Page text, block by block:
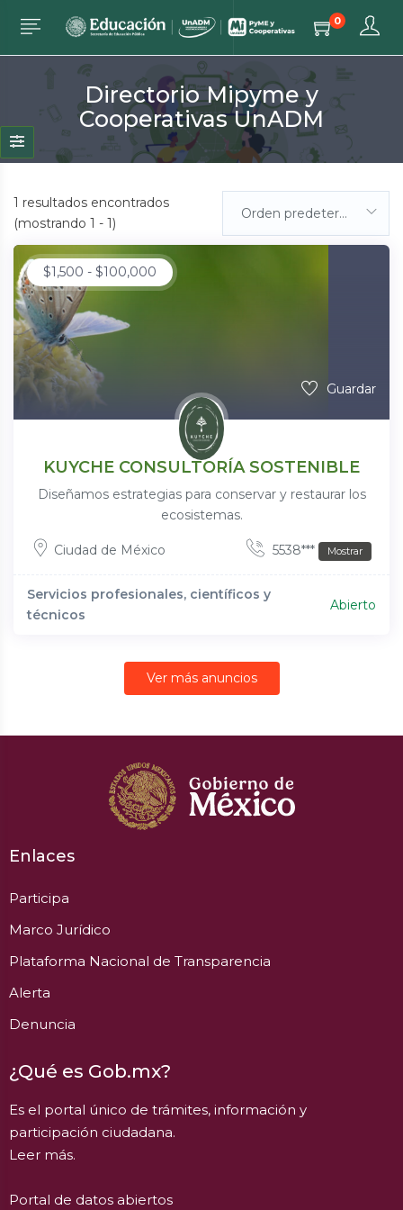
0
Directorio Mipyme y
Cooperativas UnADM
1 resultados encontrados
(mostrando 1 - 1)
Orden predeterminada
$1,500 - $100,000
Guardar
KUYCHE CONSULTORÍA SOSTENIBLE
Diseñamos estrategias para conservar y restaurar los
ecosistemas.
Ciudad de México 5538*** Mostrar
Servicios profesionales, científicos y
técnicos
Abierto
Ver más anuncios
Enlaces
Participa
Marco Jurídico
Plataforma Nacional de Transparencia
Alerta
Denuncia
¿Qué es Gob.mx?
Es el portal único de trámites, información y
participación ciudadana.
Leer más.
Portal de datos abiertos